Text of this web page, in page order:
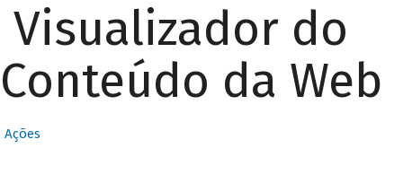
Visualizador do
Conteúdo da Web
Ações